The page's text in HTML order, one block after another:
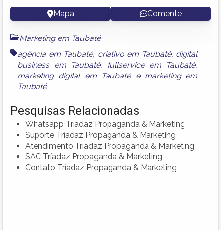
Mapa Comente
Marketing em Taubaté
agência em Taubaté, criativo em Taubaté, digital
business em Taubaté, fullservice em Taubaté,
marketing digital em Taubatée marketing em
Taubaté
Pesquisas Relacionadas
Whatsapp Tríadaz Propaganda & Marketing
Suporte Tríadaz Propaganda & Marketing
Atendimento Tríadaz Propaganda & Marketing
SAC Tríadaz Propaganda & Marketing
Contato Tríadaz Propaganda & Marketing